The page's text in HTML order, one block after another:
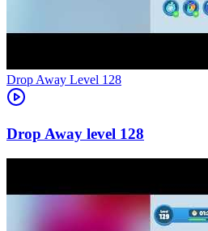
Level 128
128